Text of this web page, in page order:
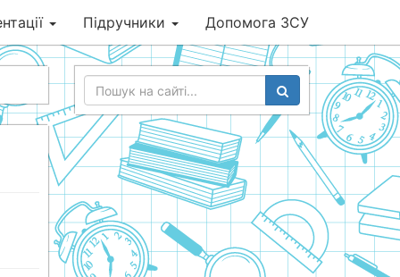
Підручники Допомога ЗСУ